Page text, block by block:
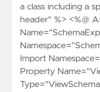
a class including a
header" %> <%@
Import
Property